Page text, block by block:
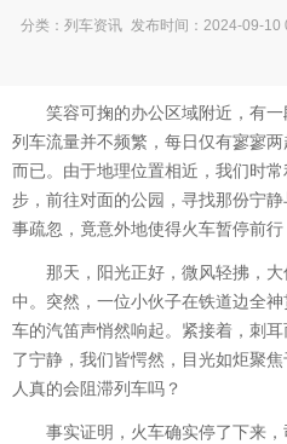
分类： 列车资讯 发布时间：2024-09-10
笑容可掬的办公区域附近，有
列车流量并不频繁，每日仅有寥寥
而已。由于地理位置相近，我们时
步，前往对面的公园，寻找那份宁
事疏忽，竟意外地使得火车暂停前行
那天，阳光正好，微风轻拂，
中。突然，一位小伙子在铁道边全
车的汽笛声悄然响起。紧接着，刺
了宁静，我们皆愕然，目光如炬聚
人真的会阻滞列车吗？
事实证明，火车确实停了下来